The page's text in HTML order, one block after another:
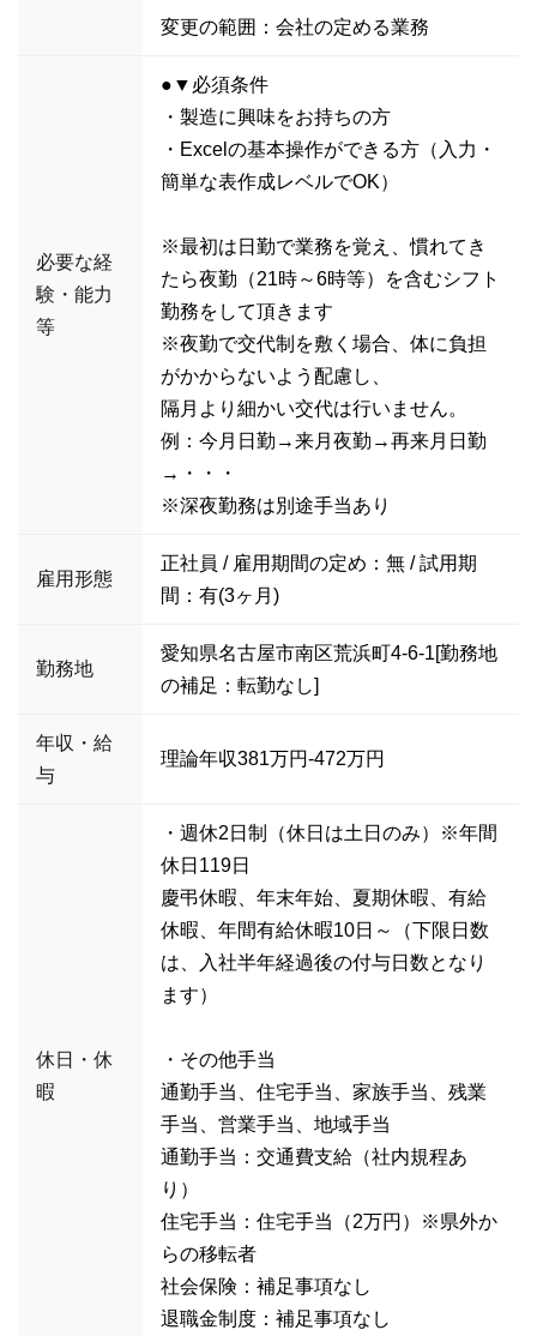
変更の範囲：会社の定める業務
必要な経
験・能力
等
●▼必須条件
・製造に興味をお持ちの方
・Excelの基本操作ができる方（入力・
簡単な表作成レベルでOK）
※最初は日勤で業務を覚え、慣れてき
たら夜勤（21時～6時等）を含むシフト
勤務をして頂きます
※夜勤で交代制を敷く場合、体に負担
がかからないよう配慮し、
隔月より細かい交代は行いません。
例：今月日勤→来月夜勤→再来月日勤
→・・・
※深夜勤務は別途手当あり
雇用形態
正社員 / 雇用期間の定め：無 / 試用期
間：有(3ヶ月)
勤務地
愛知県名古屋市南区荒浜町4-6-1[勤務地
の補足：転勤なし]
年収・給
与
理論年収381万円-472万円
休日・休
暇
・週休2日制（休日は土日のみ）※年間
休日119日
慶弔休暇、年末年始、夏期休暇、有給
休暇、年間有給休暇10日～（下限日数
は、入社半年経過後の付与日数となり
ます）
・その他手当
通勤手当、住宅手当、家族手当、残業
手当、営業手当、地域手当
通勤手当：交通費支給（社内規程あ
り）
住宅手当：住宅手当（2万円）※県外か
らの移転者
社会保険：補足事項なし
退職金制度：補足事項なし